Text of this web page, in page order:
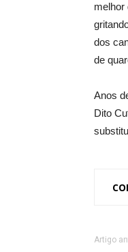
melhor
dos
de
Anos
Dito
Artigo